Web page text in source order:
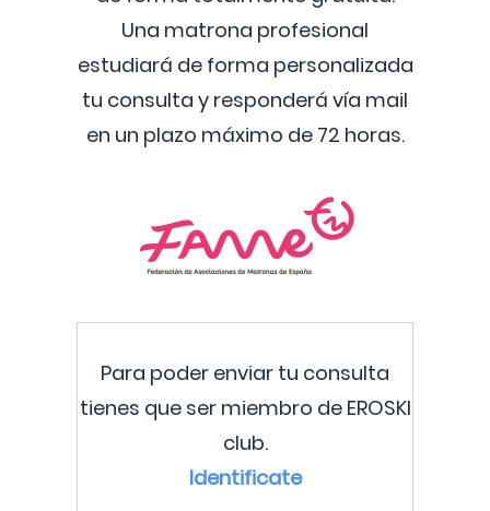
Una matrona profesional
estudiará de forma personalizada
tu consulta y responderá vía mail
en un plazo máximo de 72 horas.
Para poder enviar tu consulta
tienes que ser miembro de EROSKI
club.
Identificate